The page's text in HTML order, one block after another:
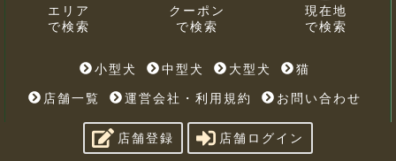
エリア
で検索
クーポン
で検索
現在地
で検索
小型犬 中型犬 大型犬
猫
店舗一覧
運営会社・利用規約 お問い合わせ
店舗登録 店舗ログイン